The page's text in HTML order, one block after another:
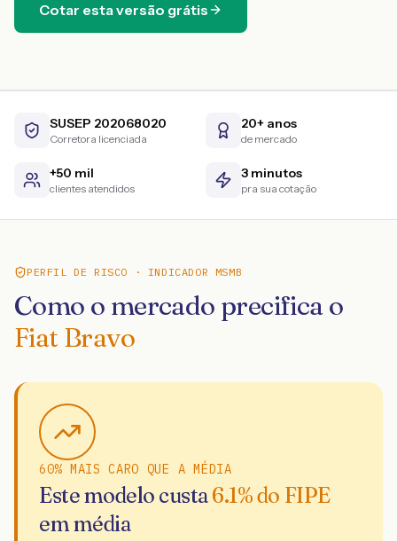
Cotar esta versão grátis
SUSEP 202068020
Corretora licenciada
20+ anos
de mercado
+50 mil
clientes atendidos
3 minutos
pra sua cotação
PERFIL DE RISCO · INDICADOR MSMB
Como o mercado precifica o
Fiat Bravo
60% MAIS CARO QUE A MÉDIA
Este modelo custa6.1% do FIPE
em média